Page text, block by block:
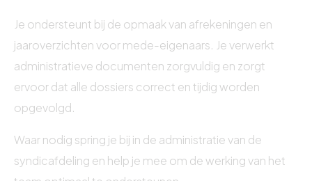
Je ondersteunt bij de opmaak van afrekeningen en
jaaroverzichten voor mede-eigenaars. Je verwerkt
administratieve documenten zorgvuldig en zorgt
ervoor dat alle dossiers correct en tijdig worden
opgevolgd.
Waar nodig spring je bij in de administratie van de
syndicafdeling en help je mee om de werking van het